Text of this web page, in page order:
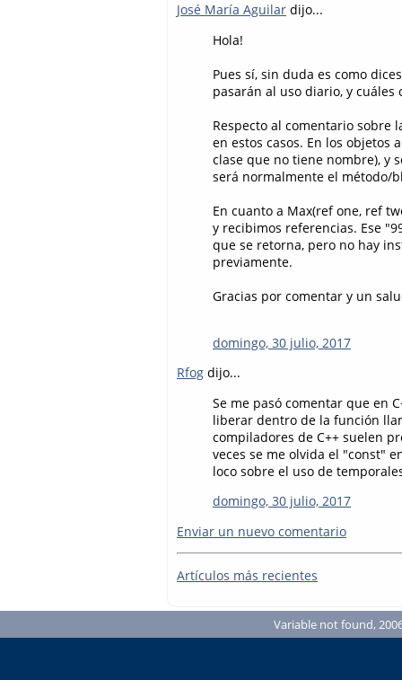
José María Aguilar dijo...
Hola!
Pues sí, sin duda es como
pasarán al uso diario, y cuáles
Respecto al comentario sobre
en estos casos. En los objetos
clase que no tiene nombre), y
será normalmente el método/
En cuanto a Max(ref one, ref
y recibimos referencias. Ese
que se retorna, pero no hay
previamente.
Gracias por comentar y un
domingo, 30 julio, 2017
Rfog dijo...
Se me pasó comentar que en
liberar dentro de la función
compiladores de C++ suelen
veces se me olvida el "const"
loco sobre el uso de
domingo, 30 julio, 2017
Enviar un nuevo comentario
Artículos más recientes
Variable not found,